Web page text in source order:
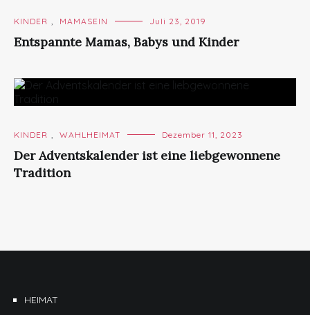
KINDER , MAMASEIN Juli 23, 2019
Entspannte Mamas, Babys und Kinder
KINDER , WAHLHEIMAT Dezember 11, 2023
Der Adventskalender ist eine liebgewonnene
Tradition
HEIMAT